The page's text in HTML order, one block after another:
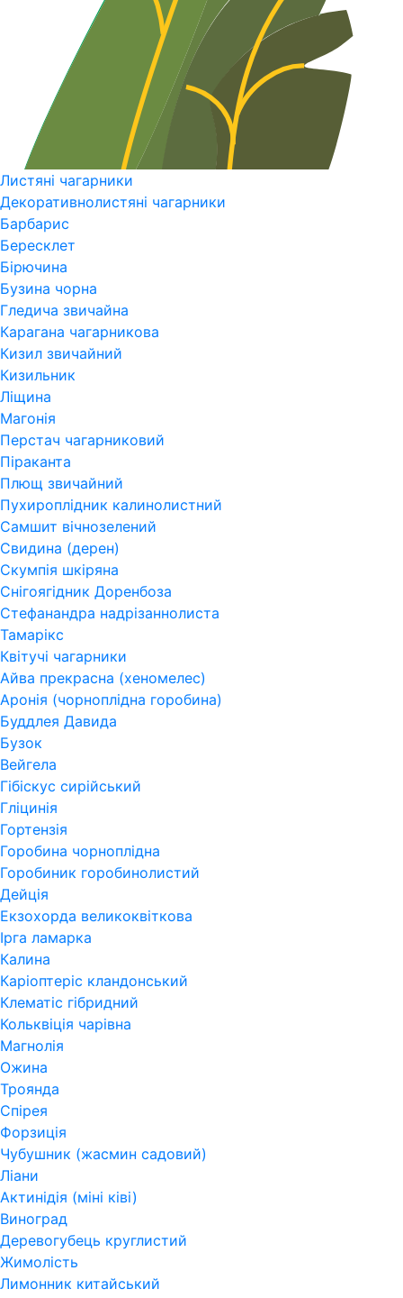
Листяні чагарники
Декоративнолистяні чагарники
Барбарис
Бересклет
Бірючина
Бузина чорна
Гледича звичайна
Карагана чагарникова
Кизил звичайний
Кизильник
Ліщина
Магонія
Перстач чагарниковий
Піраканта
Плющ звичайний
Пухироплідник калинолистний
Самшит вічнозелений
Свидина (дерен)
Скумпія шкіряна
Снігоягідник Доренбоза
Стефанандра надрізаннолиста
Тамарікс
Квітучі чагарники
Айва прекрасна (хеномелес)
Аронія (чорноплідна горобина)
Буддлея Давида
Бузок
Вейгела
Гібіскус сирійський
Гліцинія
Гортензія
Горобина чорноплідна
Горобиник горобинолистий
Дейція
Екзохорда великоквіткова
Ірга ламарка
Калина
Каріоптеріс кландонський
Клематіс гібридний
Кольквіція чарівна
Магнолія
Ожина
Троянда
Спірея
Форзиція
Чубушник (жасмин садовий)
Ліани
Актинідія (міні ківі)
Виноград
Деревогубець круглистий
Жимолість
Лимонник китайський